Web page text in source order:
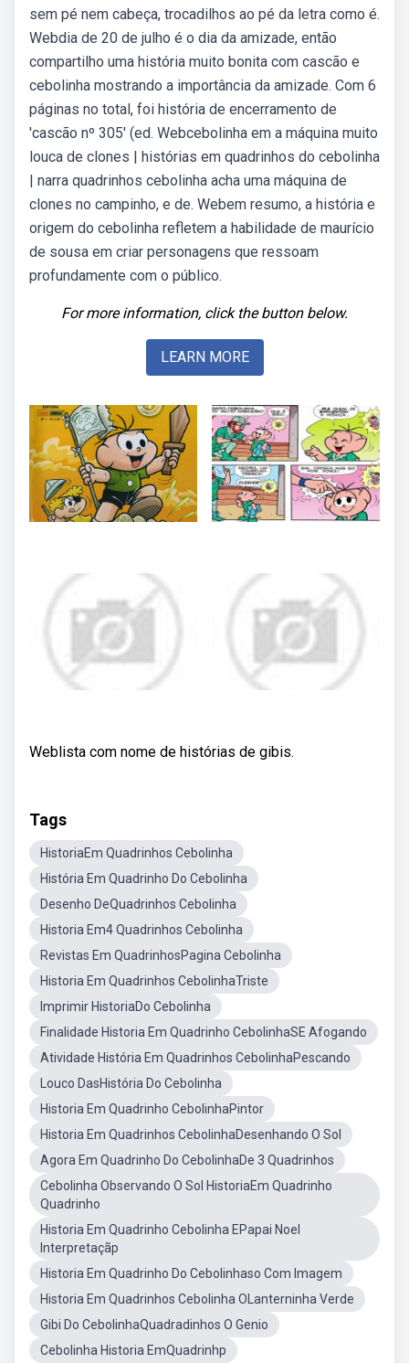
sem pé nem cabeça, trocadilhos ao pé da letra como é.
Webdia de 20 de julho é o dia da amizade, então
compartilho uma história muito bonita com cascão e
cebolinha mostrando a importância da amizade. Com 6
páginas no total, foi história de encerramento de
'cascão nº 305' (ed. Webcebolinha em a máquina muito
louca de clones | histórias em quadrinhos do cebolinha
| narra quadrinhos cebolinha acha uma máquina de
clones no campinho, e de. Webem resumo, a história e
origem do cebolinha refletem a habilidade de maurício
de sousa em criar personagens que ressoam
profundamente com o público.
For more information, click the button below.
LEARN MORE
Weblista com nome de histórias de gibis.
Tags
HistoriaEm Quadrinhos Cebolinha
História Em Quadrinho Do Cebolinha
Desenho DeQuadrinhos Cebolinha
Historia Em4 Quadrinhos Cebolinha
Revistas Em QuadrinhosPagina Cebolinha
Historia Em Quadrinhos CebolinhaTriste
Imprimir HistoriaDo Cebolinha
Finalidade Historia Em Quadrinho CebolinhaSE Afogando
Atividade História Em Quadrinhos CebolinhaPescando
Louco DasHistória Do Cebolinha
Historia Em Quadrinho CebolinhaPintor
Historia Em Quadrinhos CebolinhaDesenhando O Sol
Agora Em Quadrinho Do CebolinhaDe 3 Quadrinhos
Cebolinha Observando O Sol HistoriaEm Quadrinho
Quadrinho
Historia Em Quadrinho Cebolinha EPapai Noel
Interpretaçãp
Historia Em Quadrinho Do Cebolinhaso Com Imagem
Historia Em Quadrinhos Cebolinha OLanterninha Verde
Gibi Do CebolinhaQuadradinhos O Genio
Cebolinha Historia EmQuadrinhp